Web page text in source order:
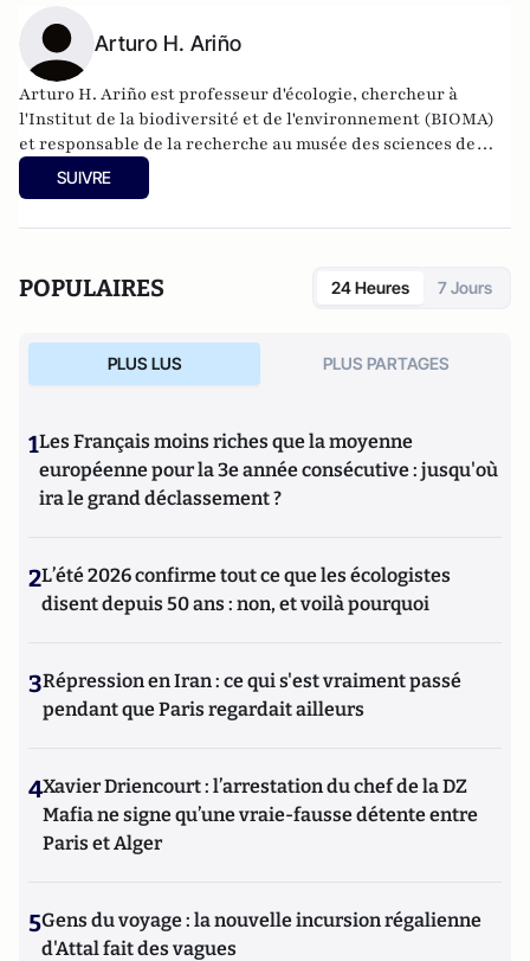
Arturo H. Ariño
Arturo H. Ariño est professeur d'écologie, chercheur à
l'Institut de la biodiversité et de l'environnement (BIOMA)
et responsable de la recherche au musée des sciences de
l'université de Navarre.
SUIVRE
POPULAIRES 24 Heures 7 Jours
PLUS LUS PLUS PARTAGES
1Les Français moins riches que la moyenne
européenne pour la 3e année consécutive : jusqu'où
ira le grand déclassement ?
2L’été 2026 confirme tout ce que les écologistes
disent depuis 50 ans : non, et voilà pourquoi
3Répression en Iran : ce qui s'est vraiment passé
pendant que Paris regardait ailleurs
4Xavier Driencourt : l’arrestation du chef de la DZ
Mafia ne signe qu’une vraie-fausse détente entre
Paris et Alger
5Gens du voyage : la nouvelle incursion régalienne
d'Attal fait des vagues